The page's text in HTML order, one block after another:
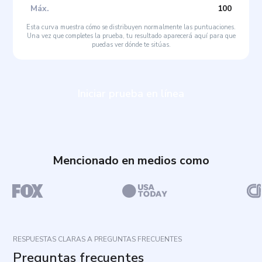
Máx. 100
Esta curva muestra cómo se distribuyen normalmente las puntuaciones.
Una vez que completes la prueba, tu resultado aparecerá aquí para que
puedas ver dónde te sitúas.
Mencionado en medios como
RESPUESTAS CLARAS A PREGUNTAS FRECUENTES
Preguntas frecuentes